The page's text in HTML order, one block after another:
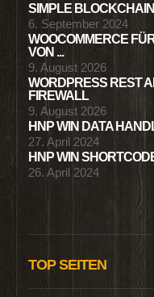
SIMPLE
6. September 2024
WOOCOMMERCE
VON ...
9. August 2026
WORDPRESS REST
FIREWALL
9. August 2026
HNP WIN DATA
27. April 2024
HNP WIN
26. April 2024
TOP SEITEN